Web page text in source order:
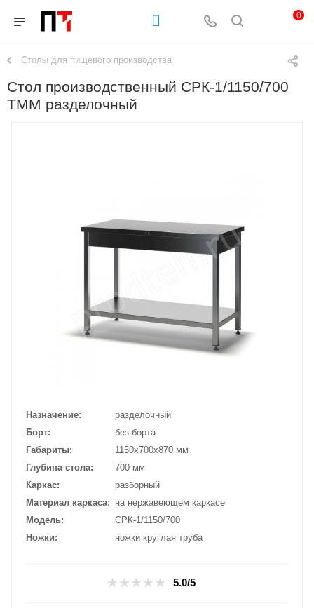
0
Столы для пищевого производства
Стол производственный СРК-1/1150/700
ТММ разделочный
Назначение
разделочный
Борт
без борта
Габариты
1150х700х870 мм
Глубина стола
700 мм
Каркас
разборный
Материал каркаса
на нержавеющем каркасе
Модель
СРК-1/1150/700
Ножки
ножки круглая труба
5.0/5